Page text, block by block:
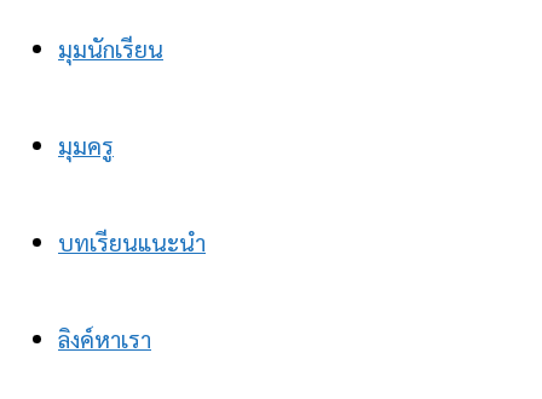
มุมนักเรียน
มุมครู
บทเรียนแนะนำ
ลิงค์หาเรา